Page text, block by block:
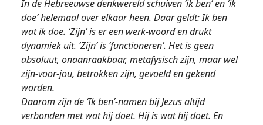
In de Hebreeuwse denkwereld schuiven ‘ik ben’ en ‘ik
doe’ helemaal over elkaar heen. Daar geldt: Ik ben
wat ik doe. ‘Zijn’ is er een werk-woord en drukt
dynamiek uit. ‘Zijn’ is ‘functioneren’. Het is geen
absoluut, onaanraakbaar, metafysisch zijn, maar wel
zijn-voor-jou, betrokken zijn, gevoeld en gekend
worden.
Daarom zijn de ‘Ik ben’-namen bij Jezus altijd
verbonden met wat hij doet. Hij is wat hij doet. En